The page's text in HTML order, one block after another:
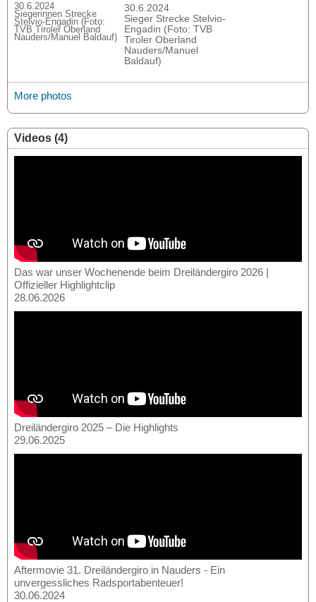
30.6.2024
Siegerinnen Strecke
Stelvio-Engadin (Foto:
TVB Tiroler Oberland
Nauders/Manuel Baldauf)
30.6.2024
Sieger Strecke Stelvio-
Engadin (Foto: TVB
Tiroler Oberland
Nauders/Manuel
Baldauf)
More photos
Videos (4)
Das war unser Wochenende beim Dreiländergiro 2026 |
Offizieller Highlightclip
28.06.2026
Dreiländergiro 2025 – Die Highlights
29.06.2025
Aftermovie 31. Dreiländergiro in Nauders - Ein
unvergessliches Radsportabenteuer!
30.06.2024